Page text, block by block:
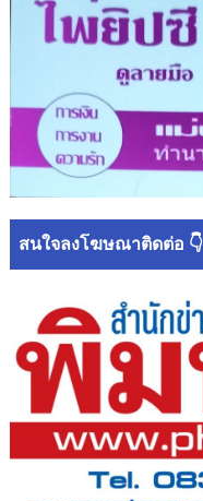
สนใจลงโฆษณาติดต่อ 👇